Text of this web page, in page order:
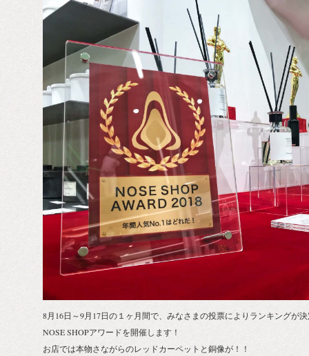
8月16日～9月17日の１ヶ月間で、みなさまの投票によりランキングが
NOSE SHOPアワードを開催します！
お店では本物さながらのレッドカーペットと銅像が！！